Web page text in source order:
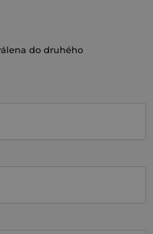
do druhého